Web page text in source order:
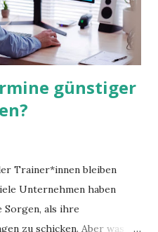
günstiger
Trainer*innen bleiben
Unternehmen haben
Sorgen, als ihre
zu schicken. Aber was ist